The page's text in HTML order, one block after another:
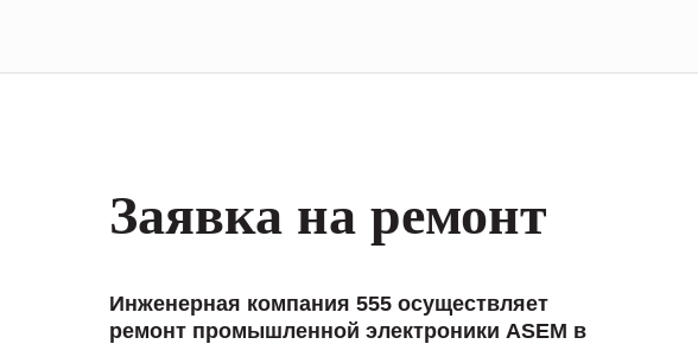
Заявка на ремонт
Инженерная компания 555 осуществляет
ремонт промышленной электроники ASEM в